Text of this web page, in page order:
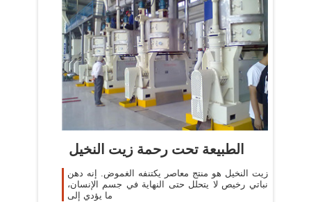
‫الطبيعة تحت رحمة زيت النخيل
زيت النخيل هو منتج معاصر يكتنفه الغموض. إنه دهن
نباتي رخيص لا يتحلل حتى النهاية في جسم الإنسان،
ما يؤدي إلى